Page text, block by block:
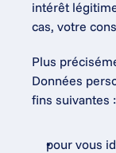
intérêt
cas, votre
Plus
Données
fins suivantes :
pour vous